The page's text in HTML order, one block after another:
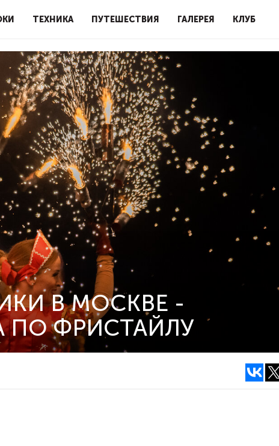
ТЕХНИКА ПУТЕШЕСТВИЯ ГАЛЕРЕЯ КЛУБ
В МОСКВЕ -
ПО ФРИСТАЙЛУ